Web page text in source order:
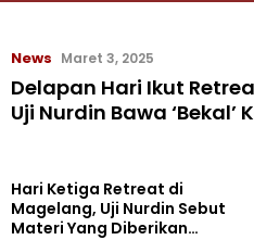
News Maret 3, 2025
Delapan Hari Ikut
Uji Nurdin Bawa
Hari Ketiga Retreat di
Magelang, Uji Nurdin Sebut
Materi Yang Diberikan